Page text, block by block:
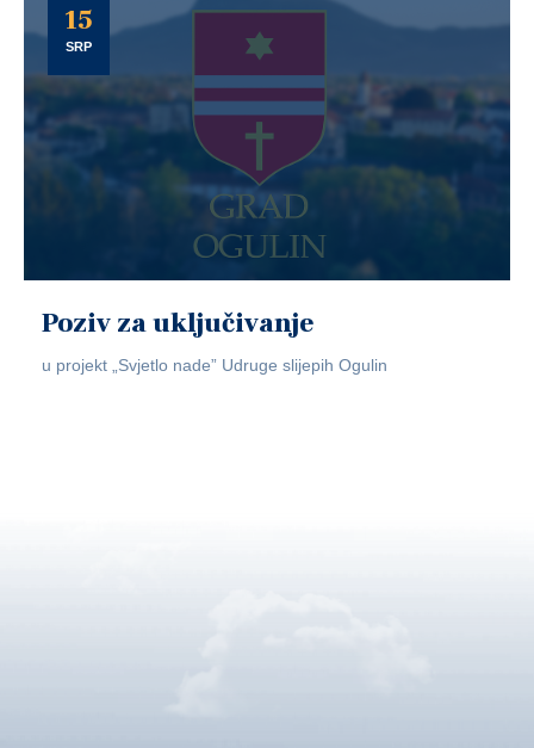
15
SRP
Poziv za uključivanje
u projekt „Svjetlo nade” Udruge slijepih Ogulin